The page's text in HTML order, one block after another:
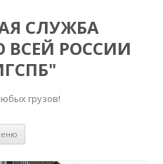
СЛУЖБА
ВСЕЙ РОССИИ
грузов!